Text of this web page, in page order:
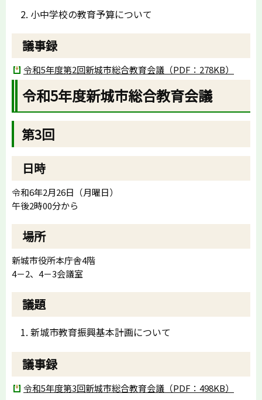
小中学校の教育予算について
議事録
令和5年度第2回新城市総合教育会議（PDF：278KB）
令和5年度新城市総合教育会議
第3回
日時
令和6年2月26日（月曜日）
午後2時00分から
場所
新城市役所本庁舎4階
4－2、4－3会議室
議題
新城市教育振興基本計画について
議事録
令和5年度第3回新城市総合教育会議（PDF：498KB）